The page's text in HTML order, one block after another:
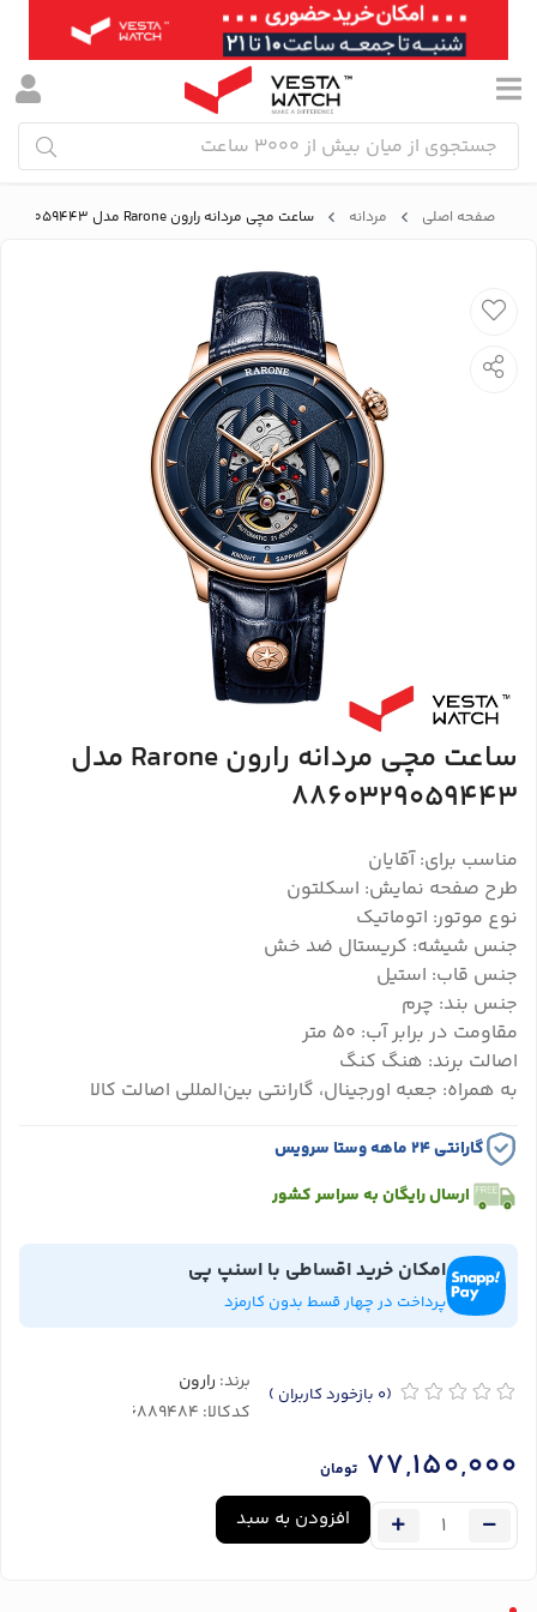
صفحه اصلی مردانه ساعت مچی مردانه رارون Rarone مدل 8860329059443
ساعت مچی مردانه رارون Rarone مدل
8860329059443
مناسب برای: آقایان
طرح صفحه نمایش: اسکلتون
نوع موتور: اتوماتیک
جنس شیشه: کریستال ضد خش
جنس قاب: استیل
جنس بند: چرم
مقاومت در برابر آب: 50 متر
اصالت برند: هنگ کنگ
به همراه: جعبه اورجینال، گارانتی بین‌المللی اصالت کالا
گارانتی ۲۴ ماهه وستا سرویس
ارسال رایگان به سراسر کشور
امکان خرید اقساطی با اسنپ پی
پرداخت در چهار قسط بدون کارمزد
(0 بازخورد کاربران ) برند: رارون
کدکالا:
77,150,000 تومان
افزودن به سبد